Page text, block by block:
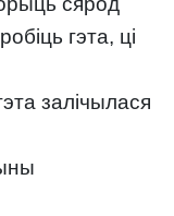
гэта, ці
залічылася